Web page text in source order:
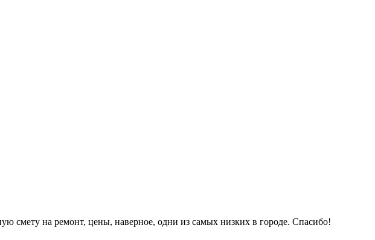
смету на ремонт, цены, наверное, одни из самых низких в городе. Спасибо!